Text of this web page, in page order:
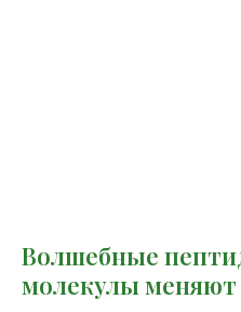
Волшебные
молекулы